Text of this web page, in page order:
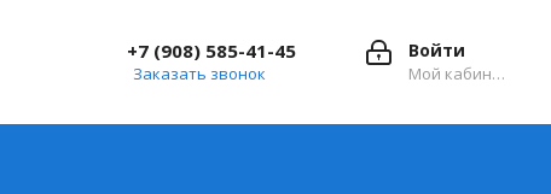
Войти
Мой кабинет
+7 (908) 585-41-45
Заказать звонок